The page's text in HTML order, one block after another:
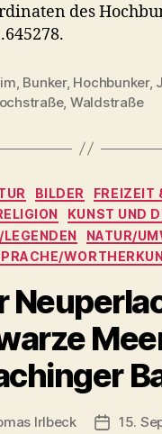
des
, Bunker, Hochbunker,
, Waldstraße
BILDER
FREIZEIT
KUNST UND
NATUR/
Irlbeck
15.